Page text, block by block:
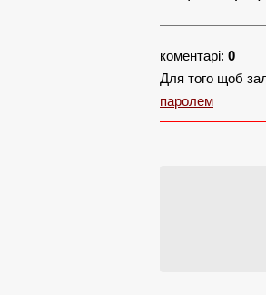
коментарі: 0
Для того щоб
паролем